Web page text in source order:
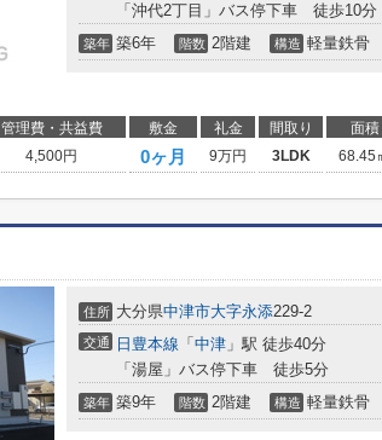
「沖代2丁目」バス停下車 徒歩10分
築年 築6年 階数 2階建 構造 軽量鉄骨
管理費・共益費 敷金 礼金 間取り 面積
4,500円 0ヶ月 9万円 3LDK 68.45
住所 大分県中津市大字永添229-2
交通 日豊本線 「 中津 」駅 徒歩40分
「湯屋」バス停下車 徒歩5分
築年 築9年 階数 2階建 構造 軽量鉄骨